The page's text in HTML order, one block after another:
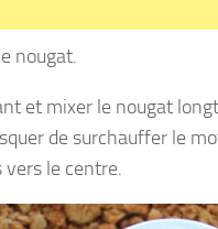
nougat.
et mixer le nougat
de surchauffer le
vers le centre.